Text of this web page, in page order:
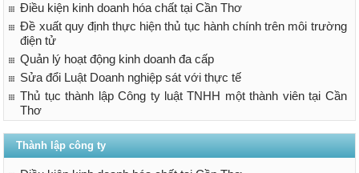
Điều kiện kinh doanh hóa chất tại Cần Thơ
Đề xuất quy định thực hiện thủ tục hành chính trên môi trường
điện tử
Quản lý hoạt động kinh doanh đa cấp
Sửa đổi Luật Doanh nghiệp sát với thực tế
Thủ tục thành lập Công ty luật TNHH một thành viên tại Cần
Thơ
Thành lập công ty